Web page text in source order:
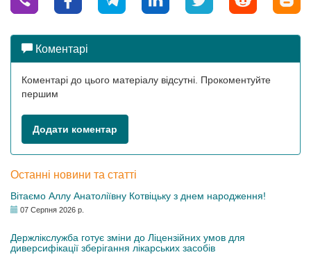
Коментарі
Коментарі до цього матеріалу відсутні. Прокоментуйте
першим
Додати коментар
Останні новини та статті
Вітаємо Аллу Анатоліївну Котвіцьку з днем народження!
07 Серпня 2026 р.
Держлікслужба готує зміни до Ліцензійних умов для
диверсифікації зберігання лікарських засобів